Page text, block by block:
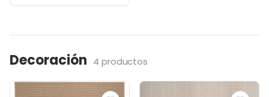
Decoración 4 productos